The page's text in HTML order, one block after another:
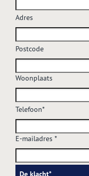
Adres
Postcode
Woonplaats
Telefoon*
E-mailadres *
De klacht*